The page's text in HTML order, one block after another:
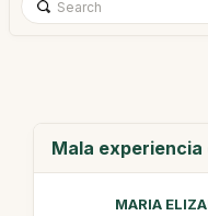
Mala
MARIA